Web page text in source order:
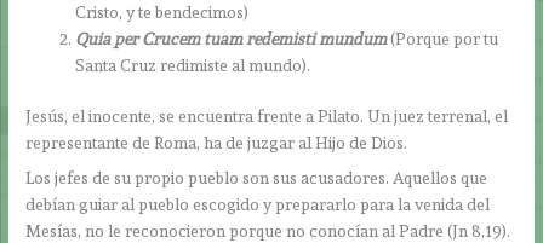
Cristo, y te bendecimos)
Quia per Crucem tuam redemisti mundum(Porque por tu
Santa Cruz redimiste al mundo).
Jesús, el inocente, se encuentra frente a Pilato. Un juez terrenal, el
representante de Roma, ha de juzgar al Hijo de Dios.
Los jefes de su propio pueblo son sus acusadores. Aquellos que
debían guiar al pueblo escogido y prepararlo para la venida del
Mesías, no le reconocieron porque no conocían al Padre (Jn 8,19).